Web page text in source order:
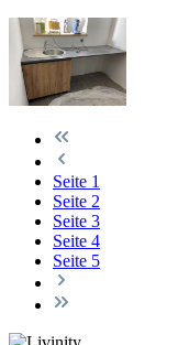
Seite 1
Seite 2
Seite 3
Seite 4
Seite 5